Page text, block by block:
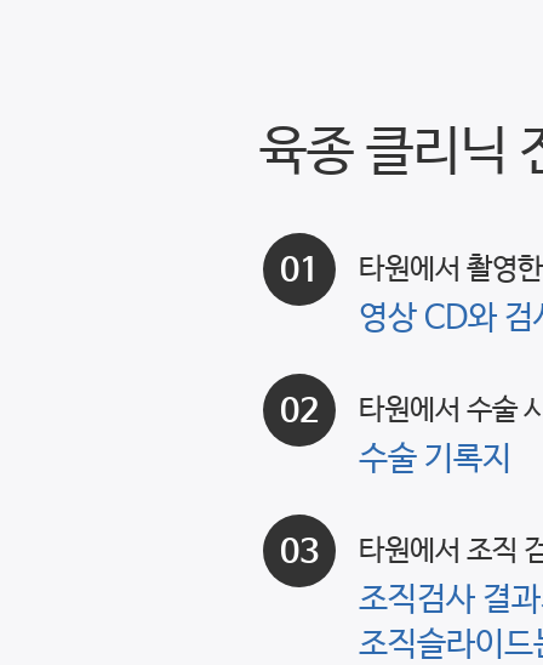
육종 클리닉
01 타원에서 촬영
영상 CD와 검
02 타원에서 수술
수술 기록지
03 타원에서 조직
조직검사 결
조직슬라이